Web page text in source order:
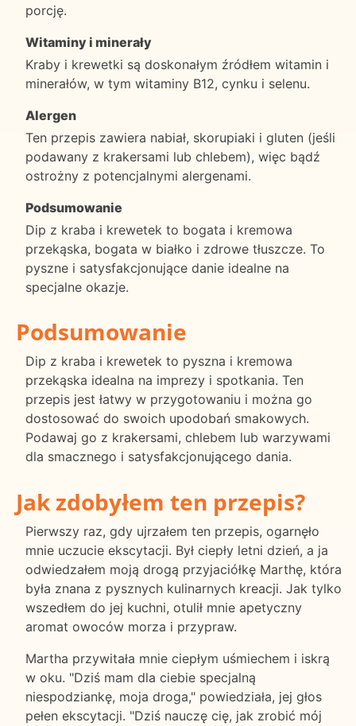
porcję.
Witaminy i minerały
Kraby i krewetki są doskonałym źródłem witamin i
minerałów, w tym witaminy B12, cynku i selenu.
Alergen
Ten przepis zawiera nabiał, skorupiaki i gluten (jeśli
podawany z krakersami lub chlebem), więc bądź
ostrożny z potencjalnymi alergenami.
Podsumowanie
Dip z kraba i krewetek to bogata i kremowa
przekąska, bogata w białko i zdrowe tłuszcze. To
pyszne i satysfakcjonujące danie idealne na
specjalne okazje.
Podsumowanie
Dip z kraba i krewetek to pyszna i kremowa
przekąska idealna na imprezy i spotkania. Ten
przepis jest łatwy w przygotowaniu i można go
dostosować do swoich upodobań smakowych.
Podawaj go z krakersami, chlebem lub warzywami
dla smacznego i satysfakcjonującego dania.
Jak zdobyłem ten przepis?
Pierwszy raz, gdy ujrzałem ten przepis, ogarnęło
mnie uczucie ekscytacji. Był ciepły letni dzień, a ja
odwiedzałem moją drogą przyjaciółkę Marthę, która
była znana z pysznych kulinarnych kreacji. Jak tylko
wszedłem do jej kuchni, otulił mnie apetyczny
aromat owoców morza i przypraw.
Martha przywitała mnie ciepłym uśmiechem i iskrą
w oku. "Dziś mam dla ciebie specjalną
niespodziankę, moja droga," powiedziała, jej głos
pełen ekscytacji. "Dziś nauczę cię, jak zrobić mój